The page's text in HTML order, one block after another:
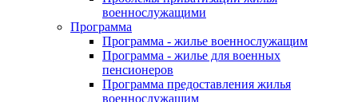
военнослужащими
Программа
Программа - жилье военнослужащим
Программа - жилье для военных
пенсионеров
Программа предоставления жилья
военнослужащим